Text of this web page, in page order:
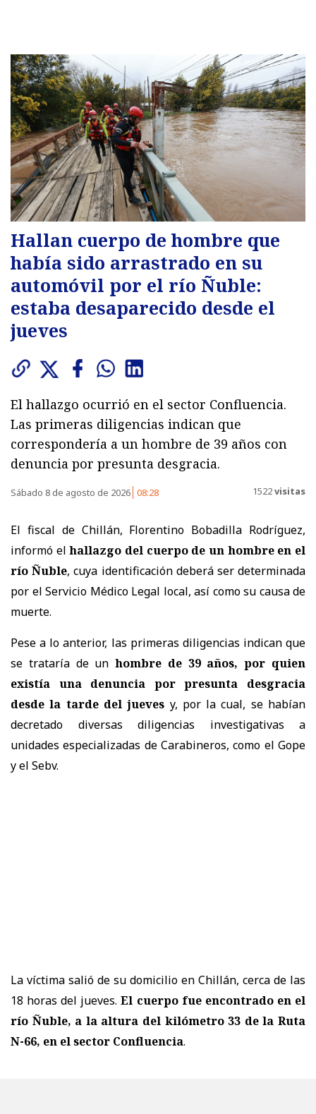
Hallan cuerpo de hombre que
había sido arrastrado en su
automóvil por el río Ñuble:
estaba desaparecido desde el
jueves
El hallazgo ocurrió en el sector Confluencia.
Las primeras diligencias indican que
correspondería a un hombre de 39 años con
denuncia por presunta desgracia.
Sábado 8 de agosto de 2026 08:28 1522visitas
El fiscal de Chillán, Florentino Bobadilla Rodríguez,
informó elhallazgo del cuerpo de un hombre en el
río Ñuble, cuya identificación deberá ser determinada
por el Servicio Médico Legal local, así como su causa de
muerte.
Pese a lo anterior, las primeras diligencias indican que
se trataría de unhombre de 39 años, por quien
existía una denuncia por presunta desgracia
desde la tarde del jueves y, por la cual, se habían
decretado diversas diligencias investigativas a
unidades especializadas de Carabineros, como el Gope
y el Sebv.
La víctima salió de su domicilio en Chillán, cerca de las
18 horas del jueves.El cuerpo fue encontrado en el
río Ñuble, a la altura del kilómetro 33 de la Ruta
N-66, en elsector Confluencia.